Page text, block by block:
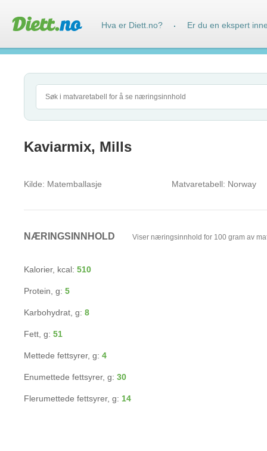
Kaviarmix, Mills
Kilde: Matemballasje Matvaretabell: Norway
NÆRINGSINNHOLD Viser næringsinnhold for 100 gram av
Kalorier, kcal: 510
Protein, g: 5
Karbohydrat, g: 8
Fett, g: 51
Mettede fettsyrer, g: 4
Enumettede fettsyrer, g: 30
Flerumettede fettsyrer, g: 14
Hva er Diett.no? · Er du en ekspert